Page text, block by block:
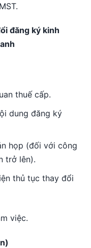
đăng ký kinh
thuế cấp.
dung đăng ký
họp (đối với công
trở lên).
thủ tục thay đổi
việc.